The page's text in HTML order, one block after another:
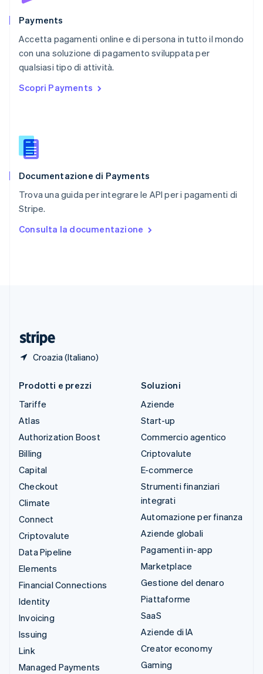
Payments
Accetta pagamenti online e di persona in tutto il mondo
con una soluzione di pagamento sviluppata per
qualsiasi tipo di attività.
Scopri Payments
Documentazione di Payments
Trova una guida per integrare le API per i pagamenti di
Stripe.
Consulta la documentazione
Croazia (Italiano)
Português
English简体中文
Regno Unito
English
English
English
Slovacchia
Slovenia
Spagna
Español
English Español简体中文
Prodotti e prezzi
Tariffe
Atlas
Authorization Boost
Billing
Capital
Checkout
Climate
Connect
Criptovalute
Data Pipeline
Elements
Financial Connections
Identity
Invoicing
Issuing
Link
Managed Payments
Soluzioni
Aziende
Start-up
Commercio agentico
Criptovalute
E-commerce
Strumenti finanziari
integrati
Automazione per finanza
Aziende globali
Pagamenti in-app
Marketplace
Gestione del denaro
Piattaforme
SaaS
Aziende di IA
Creator economy
Gaming